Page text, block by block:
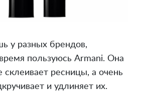
у разных брендов,
пользуюсь Armani. Она
склеивает ресницы, а очень
и удлиняет их.